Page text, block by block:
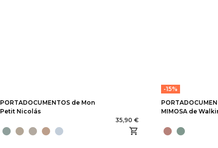
PORTADOCUMENTOS de Mon
Petit Nicolás
35,90 €
-15%
MIMOSA de